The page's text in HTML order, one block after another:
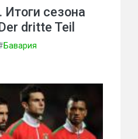
Итоги сезона
dritte Teil
Бавария